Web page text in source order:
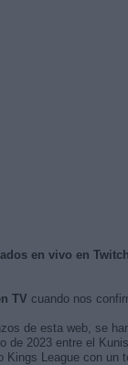
en vivo en
TV cuando nos
de esta web, se
de 2023 entre el
League con